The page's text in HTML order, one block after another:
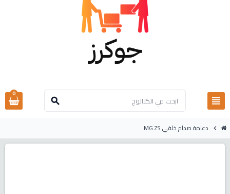
view_headline
search
0
chevron_right دعامة صدام خلفي MG ZS